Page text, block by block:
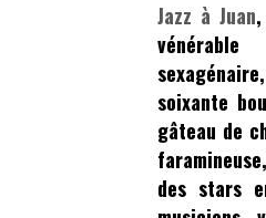
Jazz à Juan
soixante
gâteau de
des stars